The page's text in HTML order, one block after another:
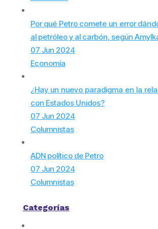
Por qué Petro comete un error
al petróleo y al carbón, según
07 Jun 2024
Economía
¿Hay un nuevo paradigma en la
con Estados Unidos?
07 Jun 2024
Columnistas
ADN político de Petro
07 Jun 2024
Columnistas
Categorías